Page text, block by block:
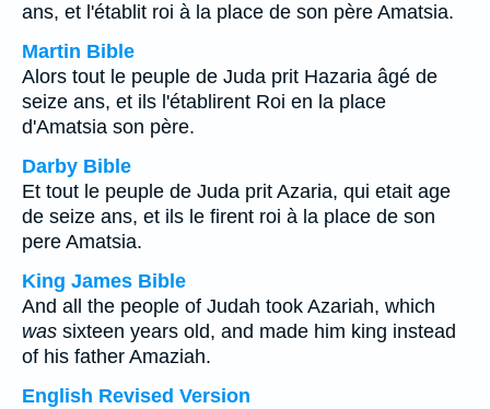
ans, et l'établit roi à la place de son père Amatsia.
Martin Bible
Alors tout le peuple de Juda prit Hazaria âgé de
seize ans, et ils l'établirent Roi en la place
d'Amatsia son père.
Darby Bible
Et tout le peuple de Juda prit Azaria, qui etait age
de seize ans, et ils le firent roi à la place de son
pere Amatsia.
King James Bible
And all the people of Judah took Azariah, which
was sixteen years old, and made him king instead
of his father Amaziah.
English Revised Version